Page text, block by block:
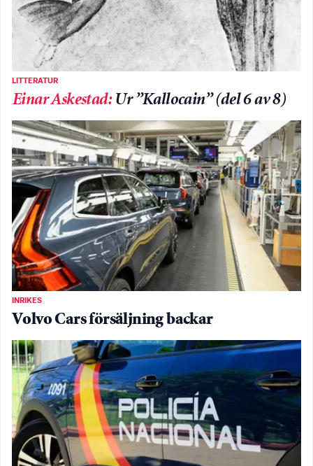
LITTERATUR
Einar Askestad: Ur ”Kallocain” (del 6 av 8)
INRIKES
Volvo Cars försäljning backar